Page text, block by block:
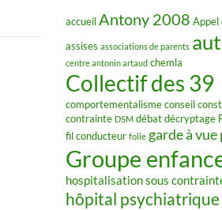
accueilAntony 2008 Appel
assises associations de parents
centre antonin artaud chemla
Collectif des 39
comportementalismeconseil
contrainte DSM débatdécryptage
fil conducteur folie garde à
Groupe
hospitalisation sous
hôpital psychiatrique